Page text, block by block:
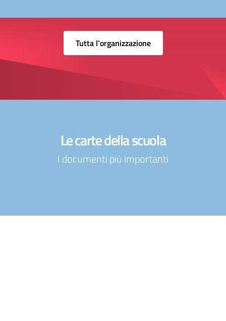
Tutta l’organizzazione
Le carte della scuola
I documenti più importanti